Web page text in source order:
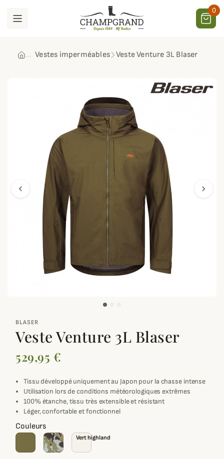
0
Vestes imperméables Veste Venture 3L Blaser
chevron_left chevron_right
BLASER
Veste Venture 3L Blaser
529,95 €
Tissu développé uniquement au Japon pour la chasse intense
Utilisation lors de conditions météorologiques extrêmes
100% étanche, tissu très extensible et résistant
Léger, confortable et fonctionnel
Couleurs
Vert highland